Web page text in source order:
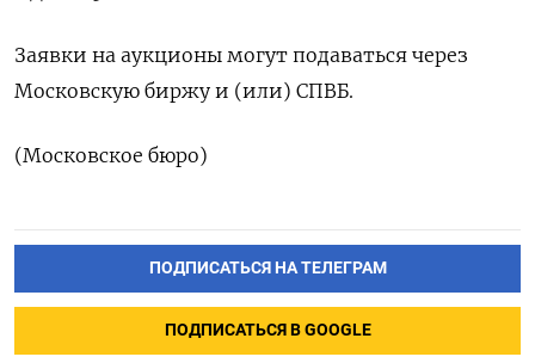
Заявки на аукционы могут подаваться через
Московскую биржу и (или) СПВБ.
(Московское бюро)
ПОДПИСАТЬСЯ НА ТЕЛЕГРАМ
ПОДПИСАТЬСЯ В GOOGLE